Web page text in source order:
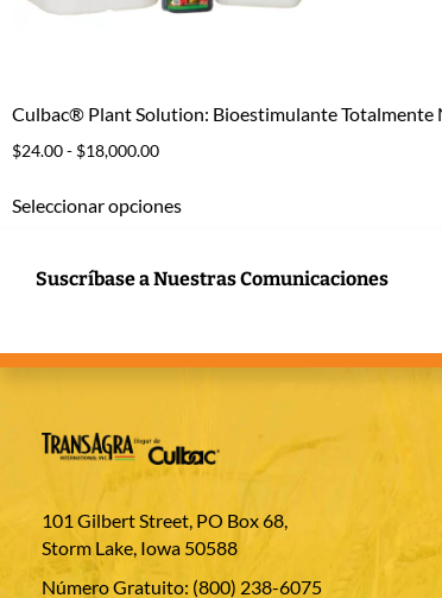
Culbac® Plant Solution: Bioestimulante Totalmente
$24.00- $18,000.00
Seleccionar opciones
Suscríbase a Nuestras Comunicaciones
101 Gilbert Street, PO Box 68,
Storm Lake, Iowa 50588
Número Gratuito: (800) 238-6075